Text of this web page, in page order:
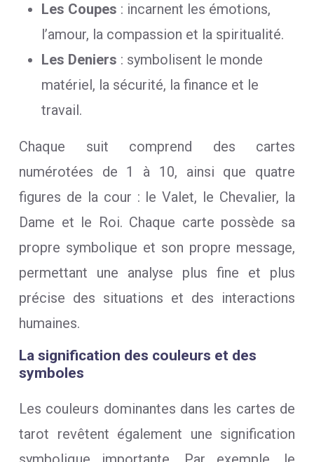
Les Coupes : incarnent les émotions,
l’amour, la compassion et la spiritualité.
Les Deniers : symbolisent le monde
matériel, la sécurité, la finance et le
travail.
Chaque suit comprend des cartes
numérotées de 1 à 10, ainsi que quatre
figures de la cour : le Valet, le Chevalier, la
Dame et le Roi. Chaque carte possède sa
propre symbolique et son propre message,
permettant une analyse plus fine et plus
précise des situations et des interactions
humaines.
La signification des couleurs et des
symboles
Les couleurs dominantes dans les cartes de
tarot revêtent également une signification